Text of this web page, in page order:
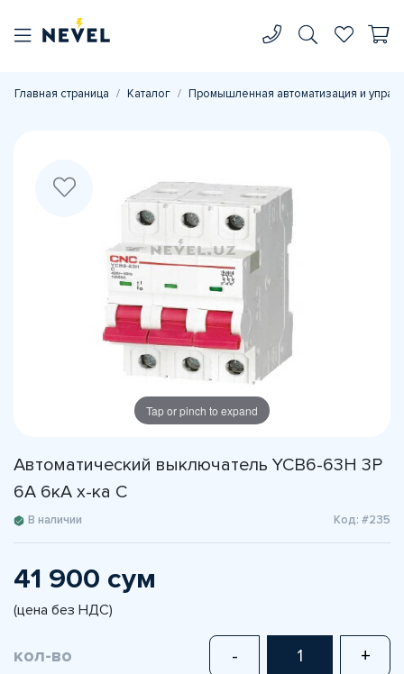
Главная страница Каталог Промышленная автоматизация и
Tap or pinch to expand
Автоматический выключатель YCB6-63H 3P
6A 6кА х-ка С
В наличии Код: #235
41 900 сум
(цена без НДС)
кол-во - +